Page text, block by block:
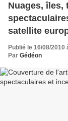
Nuages, îles,
satellite
Publié le 16/08/2010
Par Gédéon